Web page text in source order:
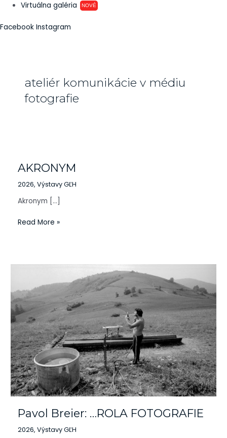
Virtuálna galéria
NOVÉ
Facebook Instagram
ateliér komunikácie v médiu
fotografie
AKRONYM
2026, Výstavy GĽH
Akronym […]
Read More »
Pavol Breier: …ROLA FOTOGRAFIE
2026, Výstavy GĽH
…
ROLA
FOTOGRAFIE